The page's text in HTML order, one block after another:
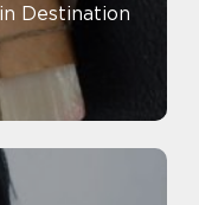
Destination